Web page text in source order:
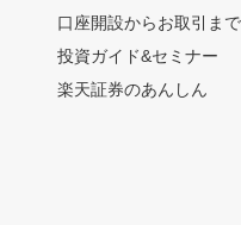
口座開設からお取引ま
投資ガイド&セミナー
楽天証券のあんしん